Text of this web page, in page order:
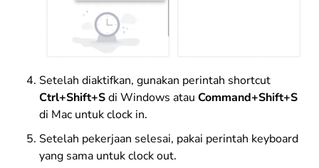
Setelah diaktifkan, gunakan perintah shortcut
Ctrl+Shift+Sdi Windows atau Command+Shift+S
di Mac untuk clock in.
Setelah pekerjaan selesai, pakai perintah keyboard
yang sama untuk clock out.